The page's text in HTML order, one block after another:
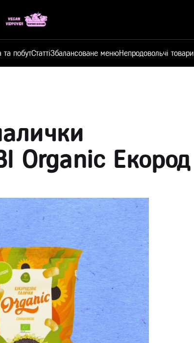
та побутСтаттіЗбалансоване менюНепродовольчі товари
Organic Екород